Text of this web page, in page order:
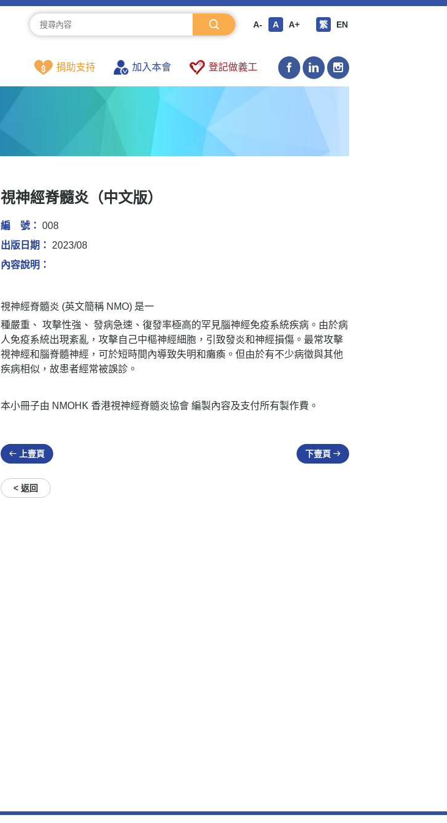
A- A A+ 繁 EN
捐助支持 加入本會 登記做義工
視神經脊髓炎（中文版）
編 號： 008
出版日期：
2023/08
內容說明：
視神經脊髓炎 (英文簡稱 NMO) 是一
種嚴重、 攻擊性強、 發病急速、復發率極高的罕見腦神經免疫系統疾病。由於病
人免疫系統出現紊亂，攻擊自己中樞神經細胞，引致發炎和神經損傷。最常攻擊
視神經和腦脊髓神經，可於短時間內導致失明和癱瘓。但由於有不少病徵與其他
疾病相似，故患者經常被誤診。
本小冊子由 NMOHK 香港視神經脊髓炎協會 編製內容及支付所有製作費。
上壹頁 下壹頁
< 返回